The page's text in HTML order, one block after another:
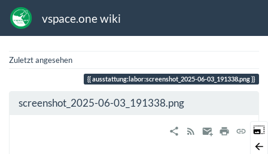
vspace.one wiki
Zuletzt angesehen
ausstattung:labor:screenshot_2025-06-03_191338.png
screenshot_2025-06-03_191338.png